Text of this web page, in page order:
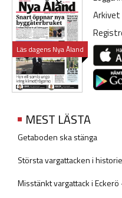
Läs dagens Nya Åland
Arkivet
MEST LÄSTA
Getaboden ska stänga
Största vargattacken i
Misstänkt vargattack i